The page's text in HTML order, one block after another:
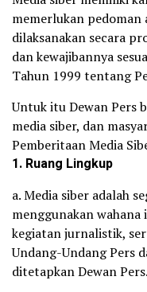
memerlukan
dilaksanakan secara
dan kewajibannya
Tahun 1999 tentang
Untuk itu Dewan Pers
media siber, dan
Pemberitaan Media
1. Ruang Lingkup
a. Media siber adalah
menggunakan
kegiatan jurnalistik,
Undang-Undang Pers
ditetapkan Dewan Pers.